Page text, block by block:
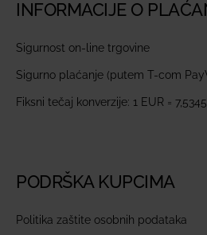
INFORMACIJE O
Sigurnost on-line trgovine
Sigurno plaćanje (putem T-com
Fiksni tečaj konverzije: 1 EUR =
PODRŠKA KUPCIMA
Politika zaštite osobnih podataka